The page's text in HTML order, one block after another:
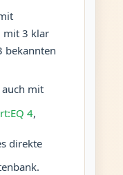
mit 3 klar
bekannten
mit
4,
direkte